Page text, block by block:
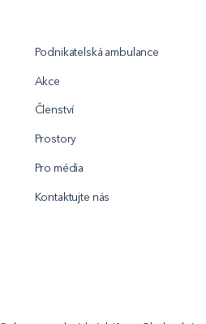
Podnikatelská ambulance
Akce
Členství
Prostory
Pro média
Kontaktujte nás